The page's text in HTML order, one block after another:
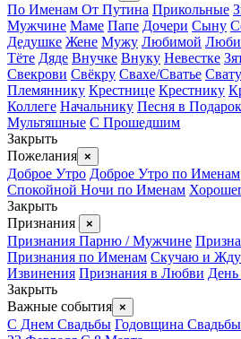
По Именам От Путина Прикольные
Мужчине Маме Папе Дочери Сыну
Дедушке Жене Мужу Любимой
Тёте Дяде Внучке Внуку Невестке
Свекрови Свёкру Свахе/Сватье Свату
Племяннику Крестнице Крестнику
Коллеге Начальнику Песня в Подарок
Мультяшные С Прошедшим
Закрыть
Пожелания ×
Доброе Утро Доброе Утро по Именам
Спокойной Ночи по Именам
Закрыть
Признания
×
Признания Парню / Мужчине
Признания по Именам Скучаю и
Извинения Признания в Любви
Закрыть
Важные события ×
С Днем Свадьбы Годовщина Свадьбы